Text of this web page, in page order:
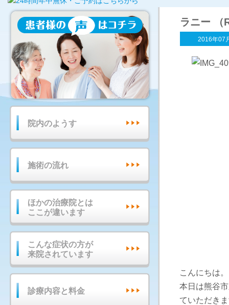
ラニー
2016年07
こんにちは。
本日は熊谷
ていただき
院内のようす
施術の流れ
ほかの治療院とは
ここが違います
こんな症状の方が
来院されています
診療内容と料金